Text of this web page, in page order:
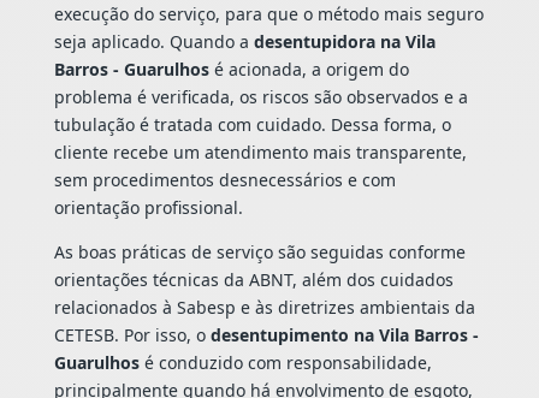
execução do serviço, para que o método mais seguro
seja aplicado. Quando a desentupidora na Vila
Barros - Guarulhosé acionada, a origem do
problema é verificada, os riscos são observados e a
tubulação é tratada com cuidado. Dessa forma, o
cliente recebe um atendimento mais transparente,
sem procedimentos desnecessários e com
orientação profissional.
As boas práticas de serviço são seguidas conforme
orientações técnicas da ABNT, além dos cuidados
relacionados à Sabesp e às diretrizes ambientais da
CETESB. Por isso, o desentupimento na Vila Barros -
Guarulhosé conduzido com responsabilidade,
principalmente quando há envolvimento de esgoto,